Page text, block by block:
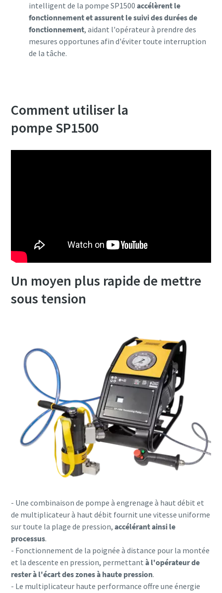
intelligent de la pompe SP1500 accélèrent le
fonctionnement et assurent le suivi des durées de
fonctionnement, aidant l'opérateur à prendre des
mesures opportunes afin d'éviter toute interruption
de la tâche.
Comment utiliser la
pompe SP1500
Un moyen plus rapide de mettre
sous tension
- Une combinaison de pompe à engrenage à haut débit et
de multiplicateur à haut débit fournit une vitesse uniforme
sur toute la plage de pression, accélérant ainsi le
processus.
- Fonctionnement de la poignée à distance pour la montée
et la descente en pression, permettant à l'opérateur de
rester à l'écart des zones à haute pression.
- Le multiplicateur haute performance offre une énergie